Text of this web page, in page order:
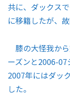
共に、ダックス
に移籍したが、
膝の大怪我か
ーズンと2006-07
2007年にはダッ
した。